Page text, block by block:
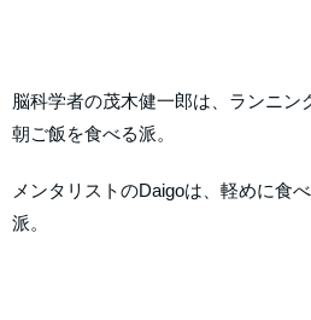
脳科学者の茂木健一郎は、ランニン
朝ご飯を食べる派。
メンタリストのDaigoは、軽めに食
派。